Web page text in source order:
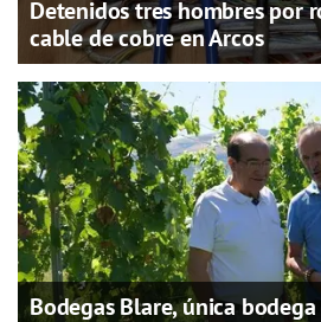
Detenidos tres hombres por
cable de cobre en Arcos
Bodegas Blare, única